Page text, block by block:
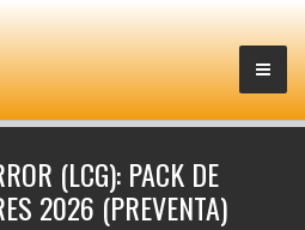
(LCG): PACK DE
2026 (PREVENTA)